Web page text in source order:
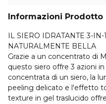
Informazioni Prodotto
IL SIERO IDRATANTE 3-
NATURALMENTE BELLA
Grazie a un concentrato di
questo siero offre 3 azioni
concentrata di un siero, la
peeling delicato e l'effetto
texture in gel traslucido